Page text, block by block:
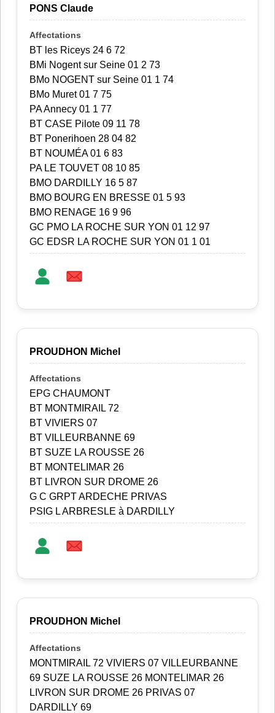
PONS Claude
BT les Riceys 24 6 72
BMi Nogent sur Seine 01 2 73
BMo NOGENT sur Seine 01 1 74
BMo Muret 01 7 75
PA Annecy 01 1 77
BT CASE Pilote 09 11 78
BT Ponerihoen 28 04 82
BT NOUMÉA 01 6 83
PA LE TOUVET 08 10 85
BMO DARDILLY 16 5 87
BMO BOURG EN BRESSE 01 5 93
BMO RENAGE 16 9 96
GC PMO LA ROCHE SUR YON 01 12 97
GC EDSR LA ROCHE SUR YON 01 1 01
PROUDHON Michel
EPG CHAUMONT
BT MONTMIRAIL 72
BT VIVIERS 07
BT VILLEURBANNE 69
BT SUZE LA ROUSSE 26
BT MONTELIMAR 26
BT LIVRON SUR DROME 26
G C GRPT ARDECHE PRIVAS
PSIG L ARBRESLE à DARDILLY
PROUDHON Michel
MONTMIRAIL 72 VIVIERS 07 VILLEURBANNE
69 SUZE LA ROUSSE 26 MONTELIMAR 26
LIVRON SUR DROME 26 PRIVAS 07
DARDILLY 69